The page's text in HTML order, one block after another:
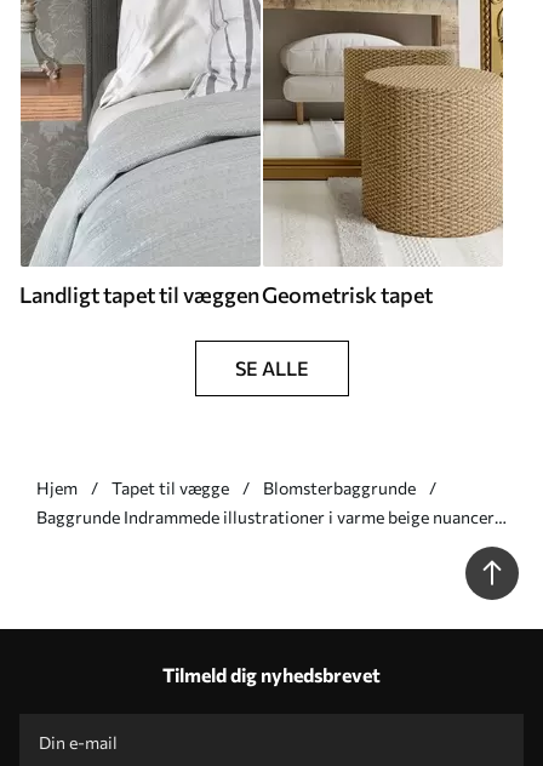
Landligt tapet til væggenGeometrisk tapet
SE ALLE
Hjem Tapet til vægge
Blomsterbaggrunde
Baggrunde Indrammede illustrationer i varme beige nuancer
Tilmeld dig nyhedsbrevet